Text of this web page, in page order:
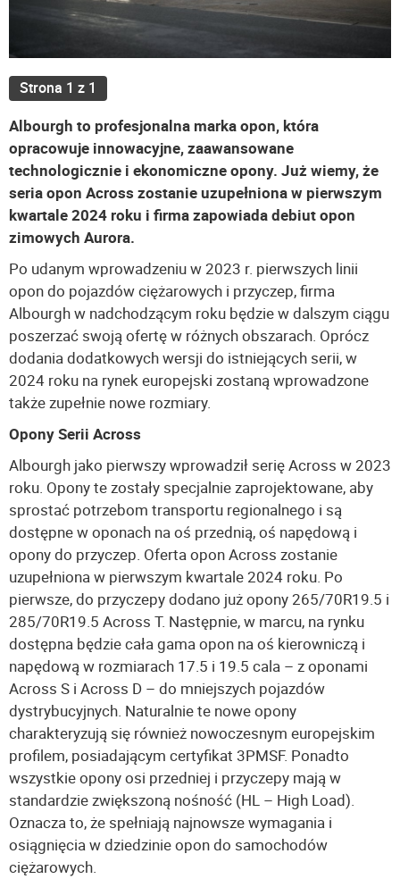
Strona 1 z 1
Albourgh to profesjonalna marka opon, która
opracowuje innowacyjne, zaawansowane
technologicznie i ekonomiczne opony. Już wiemy, że
seria opon Across zostanie uzupełniona w pierwszym
kwartale 2024 roku i firma zapowiada debiut opon
zimowych Aurora.
Po udanym wprowadzeniu w 2023 r. pierwszych linii
opon do pojazdów ciężarowych i przyczep, firma
Albourgh w nadchodzącym roku będzie w dalszym ciągu
poszerzać swoją ofertę w różnych obszarach. Oprócz
dodania dodatkowych wersji do istniejących serii, w
2024 roku na rynek europejski zostaną wprowadzone
także zupełnie nowe rozmiary.
Opony Serii Across
Albourgh jako pierwszy wprowadził serię Across w 2023
roku. Opony te zostały specjalnie zaprojektowane, aby
sprostać potrzebom transportu regionalnego i są
dostępne w oponach na oś przednią, oś napędową i
opony do przyczep. Oferta opon Across zostanie
uzupełniona w pierwszym kwartale 2024 roku. Po
pierwsze, do przyczepy dodano już opony 265/70R19.5 i
285/70R19.5 Across T. Następnie, w marcu, na rynku
dostępna będzie cała gama opon na oś kierowniczą i
napędową w rozmiarach 17.5 i 19.5 cala – z oponami
Across S i Across D – do mniejszych pojazdów
dystrybucyjnych. Naturalnie te nowe opony
charakteryzują się również nowoczesnym europejskim
profilem, posiadającym certyfikat 3PMSF. Ponadto
wszystkie opony osi przedniej i przyczepy mają w
standardzie zwiększoną nośność (HL – High Load).
Oznacza to, że spełniają najnowsze wymagania i
osiągnięcia w dziedzinie opon do samochodów
ciężarowych.